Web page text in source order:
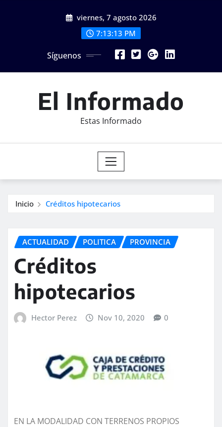
viernes, 7 agosto 2026
7:13:15 PM
Síguenos
El Informado
Estas Informado
Inicio Créditos hipotecarios
ACTUALIDAD POLITICA PROVINCIA
Créditos
hipotecarios
Hector Perez Nov 10, 2020 0
EN LA MODALIDAD CON TERRENOS PROPIOS